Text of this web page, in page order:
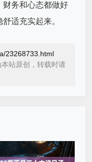
财务和心态都做好
适充实起来。
23268733.html
站原创，转载时请